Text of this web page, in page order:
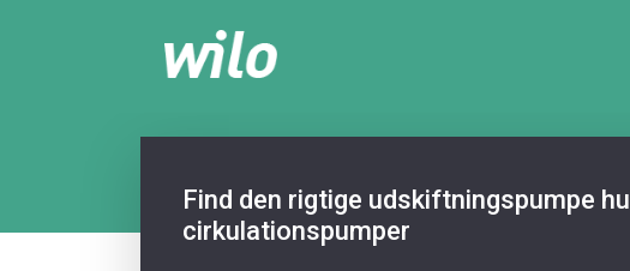
Find den rigtige udskiftningspumpe
cirkulationspumper